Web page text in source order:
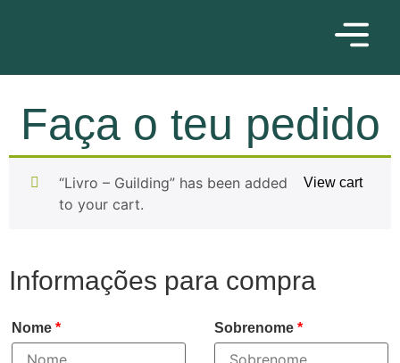
Faça o teu pedido
View cart
“Livro – Guilding” has been added
to your cart.
Informações para compra
Nome * Sobrenome *